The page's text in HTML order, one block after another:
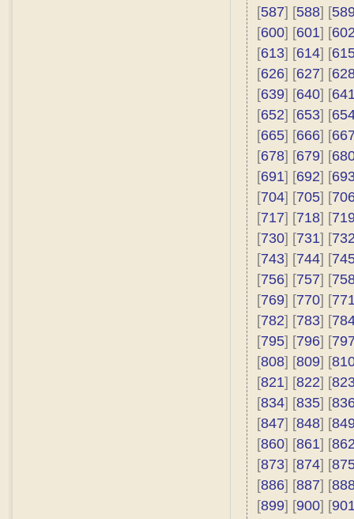
[587] [588] [
[600] [601] [
[613] [614] [
[626] [627] [
[639] [640] [
[652] [653] [
[665] [666] [
[678] [679] [
[691] [692] [
[704] [705] [
[717] [718] [
[730] [731] [
[743] [744] [
[756] [757] [
[769] [770] [
[782] [783] [
[795] [796] [
[808] [809] [
[821] [822] [
[834] [835] [
[847] [848] [
[860] [861] [
[873] [874] [
[886] [887] [
[899] [900] [